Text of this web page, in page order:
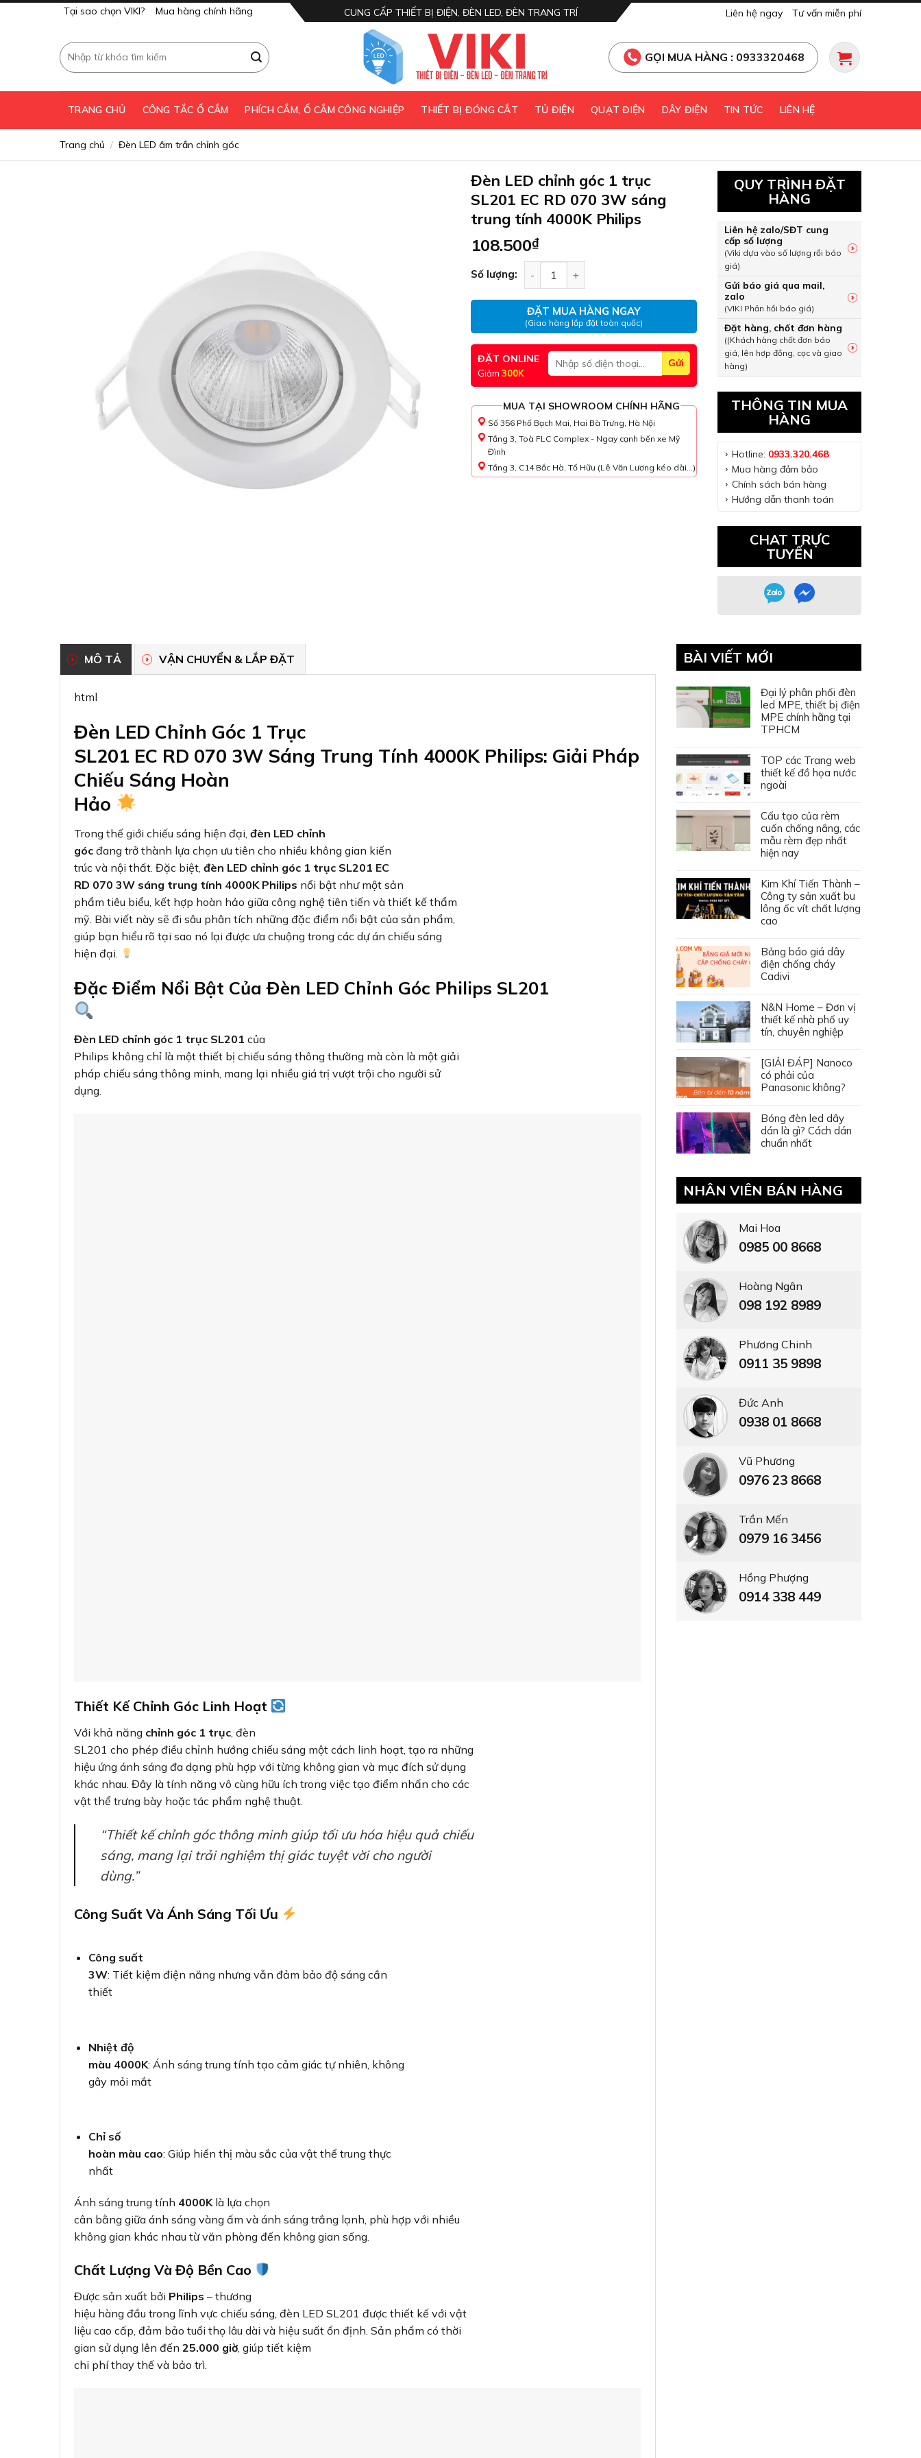
Tại sao chọn VIKI? Mua hàng chính hãng CUNG CẤP THIẾT BỊ ĐIỆN, ĐÈN LED, ĐÈN TRANG TRÍ Liên hệ ngay Tư vấn miễn phí
Tìm
kiếm:
GỌI MUA HÀNG : 0933320468
TRANG CHỦ CÔNG TẮC Ổ CẮM PHÍCH CẮM, Ổ CẮM CÔNG NGHIỆP THIẾT BỊ ĐÓNG CẮT TỦ ĐIỆN QUẠT ĐIỆN DÂY ĐIỆN TIN TỨC LIÊN HỆ
Trang chủ / Đèn LED âm trần chỉnh góc
Đèn LED chỉnh góc 1 trục
SL201 EC RD 070 3W sáng
trung tính 4000K Philips
108.500₫
Số lượng: Đèn LED chỉnh góc 1 trục SL201 EC RD 070 3W sáng trung tính 4000K Philips
ĐẶT MUA HÀNG NGAY
(Giao hàng lắp đặt toàn quốc)
ĐẶT ONLINE
Giảm 300K
MUA TẠI SHOWROOM CHÍNH HÃNG
Số 356 Phố Bạch Mai, Hai Bà Trưng, Hà Nội
Tầng 3, Toà FLC Complex - Ngay cạnh bến xe Mỹ
Đình
Tầng 3, C14 Bắc Hà, Tố Hữu (Lê Văn Lương kéo dài...)
QUY TRÌNH ĐẶT
HÀNG
Liên hệ zalo/SĐT cung
cấp số lượng
(Viki dựa vào số lượng rồi báo
giá)
Gửi báo giá qua mail,
zalo
(VIKI Phản hồi báo giá)
Đặt hàng, chốt đơn hàng
((Khách hàng chốt đơn báo
giá, lên hợp đồng, cọc và giao
hàng)
THÔNG TIN MUA
HÀNG
Hotline: 0933.320.468
Mua hàng đảm bảo
Chính sách bán hàng
Hướng dẫn thanh toán
CHAT TRỰC
TUYẾN
MÔ TẢ VẬN CHUYỂN & LẮP ĐẶT
html
Đèn LED Chỉnh Góc 1 Trục
SL201 EC RD 070 3W Sáng Trung Tính 4000K Philips: Giải Pháp
Chiếu Sáng Hoàn
Hảo
Trong thế giới chiếu sáng hiện đại, đèn LED chỉnh
góc đang trở thành lựa chọn ưu tiên cho nhiều không gian kiến
trúc và nội thất. Đặc biệt, đèn LED chỉnh góc 1 trục SL201 EC
RD 070 3W sáng trung tính 4000K Philips nổi bật như một sản
phẩm tiêu biểu, kết hợp hoàn hảo giữa công nghệ tiên tiến và thiết kế thẩm
mỹ. Bài viết này sẽ đi sâu phân tích những đặc điểm nổi bật của sản phẩm,
giúp bạn hiểu rõ tại sao nó lại được ưa chuộng trong các dự án chiếu sáng
hiện đại.
Đặc Điểm Nổi Bật Của Đèn LED Chỉnh Góc Philips SL201
Đèn LED chỉnh góc 1 trục SL201 của
Philips không chỉ là một thiết bị chiếu sáng thông thường mà còn là một giải
pháp chiếu sáng thông minh, mang lại nhiều giá trị vượt trội cho người sử
dụng.
Thiết Kế Chỉnh Góc Linh Hoạt
Với khả năng chỉnh góc 1 trục, đèn
SL201 cho phép điều chỉnh hướng chiếu sáng một cách linh hoạt, tạo ra những
hiệu ứng ánh sáng đa dạng phù hợp với từng không gian và mục đích sử dụng
khác nhau. Đây là tính năng vô cùng hữu ích trong việc tạo điểm nhấn cho các
vật thể trưng bày hoặc tác phẩm nghệ thuật.
“Thiết kế chỉnh góc thông minh giúp tối ưu hóa hiệu quả chiếu
sáng, mang lại trải nghiệm thị giác tuyệt vời cho người
dùng.”
Công Suất Và Ánh Sáng Tối Ưu
Công suất
3W: Tiết kiệm điện năng nhưng vẫn đảm bảo độ sáng cần
thiết
Nhiệt độ
màu 4000K: Ánh sáng trung tính tạo cảm giác tự nhiên, không
gây mỏi mắt
Chỉ số
hoàn màu cao: Giúp hiển thị màu sắc của vật thể trung thực
nhất
Ánh sáng trung tính 4000K là lựa chọn
cân bằng giữa ánh sáng vàng ấm và ánh sáng trắng lạnh, phù hợp với nhiều
không gian khác nhau từ văn phòng đến không gian sống.
Chất Lượng Và Độ Bền Cao
Được sản xuất bởi Philips – thương
hiệu hàng đầu trong lĩnh vực chiếu sáng, đèn LED SL201 được thiết kế với vật
liệu cao cấp, đảm bảo tuổi thọ lâu dài và hiệu suất ổn định. Sản phẩm có thời
gian sử dụng lên đến 25.000 giờ, giúp tiết kiệm
chi phí thay thế và bảo trì.
BÀI VIẾT MỚI
Đại lý phân phối đèn
led MPE, thiết bị điện
MPE chính hãng tại
TPHCM
TOP các Trang web
thiết kế đồ họa nước
ngoài
Cấu tạo của rèm
cuốn chống nắng, các
mẫu rèm đẹp nhất
hiện nay
Kim Khí Tiến Thành –
Công ty sản xuất bu
lông ốc vít chất lượng
cao
Bảng báo giá dây
điện chống cháy
Cadivi
N&N Home – Đơn vị
thiết kế nhà phố uy
tín, chuyên nghiệp
[GIẢI ĐÁP] Nanoco
có phải của
Panasonic không?
Bóng đèn led dây
dán là gì? Cách dán
chuẩn nhất
NHÂN VIÊN BÁN HÀNG
Mai Hoa
0985 00 8668
Hoàng Ngân
098 192 8989
Phương Chinh
0911 35 9898
Đức Anh
0938 01 8668
Vũ Phương
0976 23 8668
Trần Mến
0979 16 3456
Hồng Phượng
0914 338 449